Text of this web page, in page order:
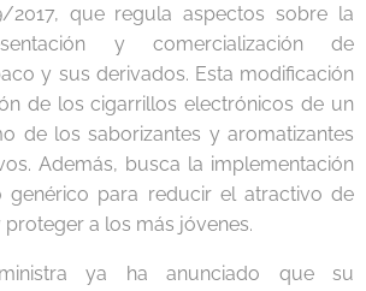
2017, que regula aspectos sobre la
y comercialización de
y sus derivados. Esta modificación
de los cigarrillos electrónicos de un
de los saborizantes y aromatizantes
Además, busca la implementación
genérico para reducir el atractivo de
a los más jóvenes.
ya ha anunciado que su